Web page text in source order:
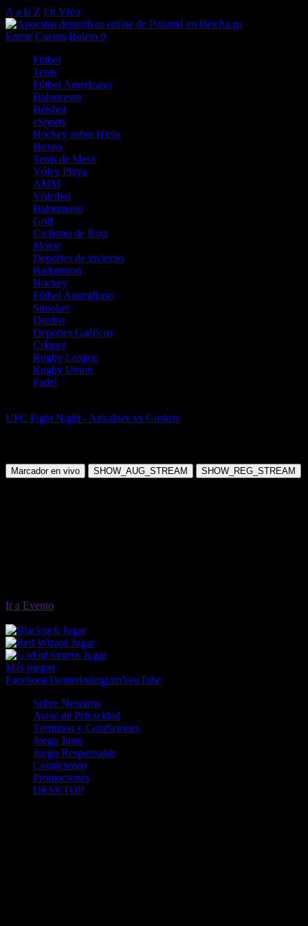
A a la Z En Vivo
Entrar Cuenta Boleto 0
Fútbol
Tenis
Fútbol Americano
Baloncesto
Béisbol
eSports
Hockey sobre Hielo
Boxeo
Tenis de Mesa
Vóley Playa
AMM
Vóleibol
Balonmano
Golf
Ciclismo de Ruta
Motor
Deportes de invierno
Badminton
Hockey
Fútbol Australiano
Snooker
Dardos
Deportes Gaélicos
Críquet
Rugby League
Rugby Union
Padel
UFC Fight Night - Ankalaev vs Guskov
Marcador en vivo SHOW_AUG_STREAM SHOW_REG_STREAM
Ir a Evento
Jugar
Jugar
Jugar
Más juegos
FacebookTwitterInstagramYouTube
Sobre Nosotros
Aviso de Privacidad
Términos y Condiciones
Juego Justo
Juego Responsable
Contáctenos
Promociones
DESKTOP